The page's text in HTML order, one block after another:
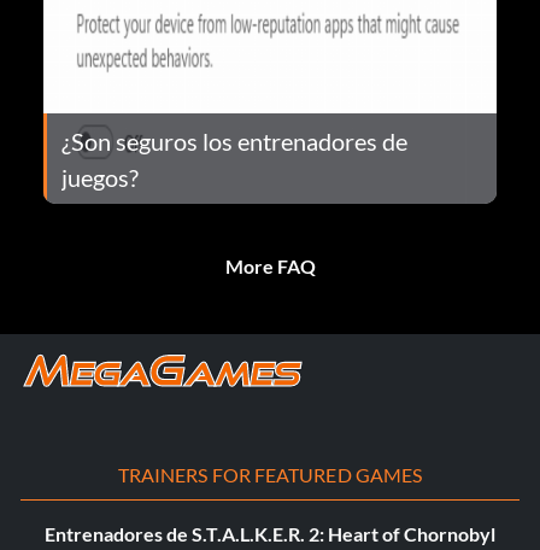
¿Son seguros los entrenadores de
juegos?
More FAQ
TRAINERS FOR FEATURED GAMES
Entrenadores de S.T.A.L.K.E.R. 2: Heart of Chornobyl